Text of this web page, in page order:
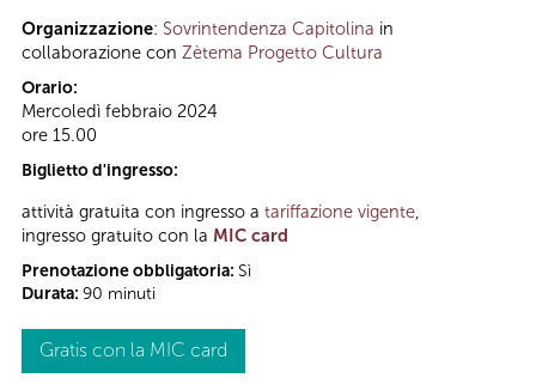
Organizzazione: Sovrintendenza Capitolina in
collaborazione con Zètema Progetto Cultura
Orario:
Mercoledì febbraio 2024
ore 15.00
Biglietto d'ingresso:
attività gratuita con ingresso a tariffazione vigente,
ingresso gratuito con la MIC card
Prenotazione obbligatoria: Sì
Durata: 90 minuti
Gratis con la MIC card